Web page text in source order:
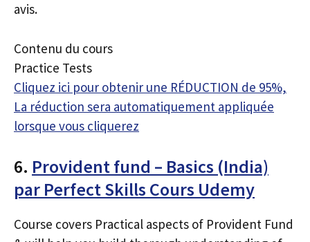
avis.
Contenu du cours
Practice Tests
Cliquez ici pour obtenir une RÉDUCTION de 95%,
La réduction sera automatiquement appliquée
lorsque vous cliquerez
6. Provident fund – Basics (India)
par Perfect Skills Cours Udemy
Course covers Practical aspects of Provident Fund